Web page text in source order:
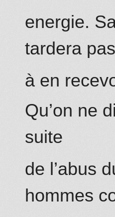
energie.
tardera pas
à en
Qu’on ne
suite
de l’abus
hommes